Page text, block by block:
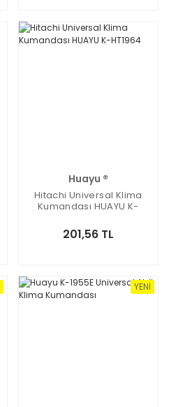
Huayu ®
Hitachi Universal Klima
Kumandası HUAYU K-
201,56 TL
YENI